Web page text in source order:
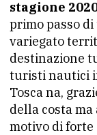
stagione
primo passo
variegato
destinazione
turisti nautici
Tosca na,
della costa
motivo di forte